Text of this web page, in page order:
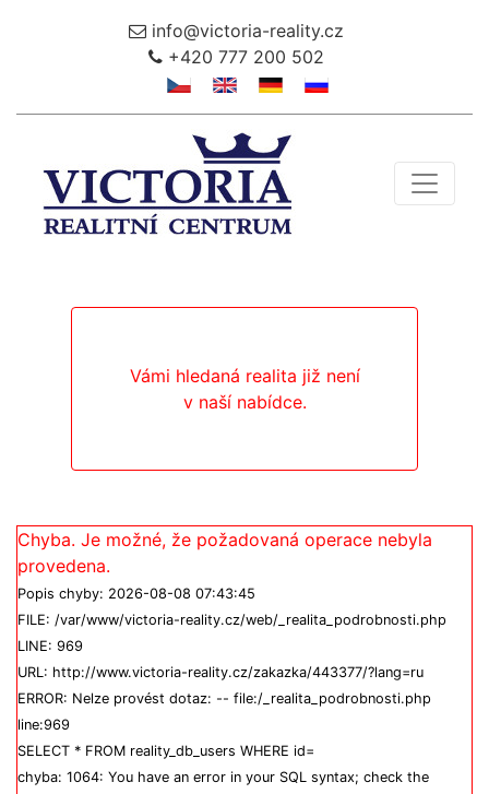
info@victoria-reality.cz
+420 777 200 502
Toggle
Vámi hledaná realita již není
v naší nabídce.
Chyba. Je možné, že požadovaná operace nebyla
provedena.
Popis chyby: 2026-08-08 07:43:45
FILE: /var/www/victoria-reality.cz/web/_realita_podrobnosti.php
LINE: 969
URL: http://www.victoria-reality.cz/zakazka/443377/?lang=ru
ERROR: Nelze provést dotaz: -- file:/_realita_podrobnosti.php
line:969
SELECT * FROM reality_db_users WHERE id=
chyba: 1064: You have an error in your SQL syntax; check the